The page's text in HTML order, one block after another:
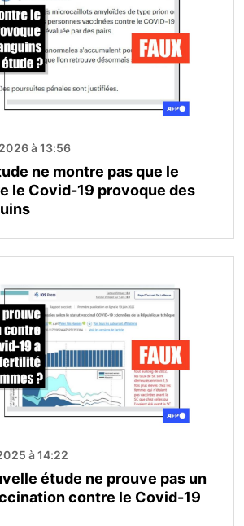
à 13:56
ne montre pas que le
le Covid-19 provoque des
à 14:22
étude ne prouve pas un
contre le Covid-19